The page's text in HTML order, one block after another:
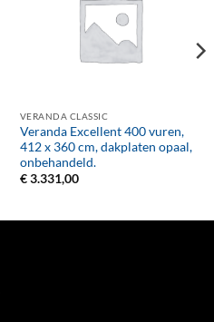
VERANDA CLASSIC
Veranda Excellent 400 vuren,
412 x 360 cm, dakplaten opaal,
onbehandeld.
€3.331,00